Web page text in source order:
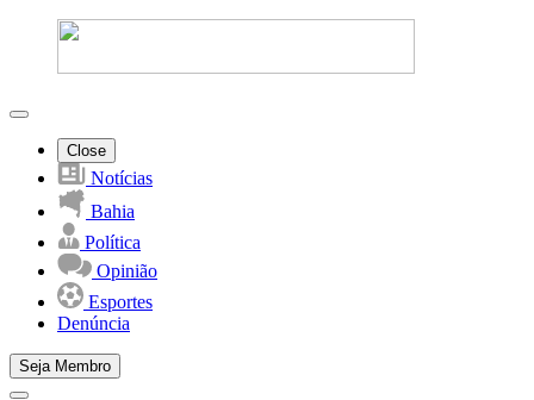
Close
Notícias
Bahia
Política
Opinião
Esportes
Denúncia
Seja Membro